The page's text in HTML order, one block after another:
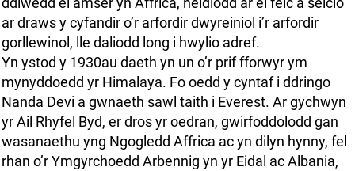
ar draws y cyfandir o’r arfordir dwyreiniol i’r arfordir
gorllewinol, lle daliodd long i hwylio adref.
Yn ystod y 1930au daeth yn un o’r prif fforwyr ym
mynyddoedd yr Himalaya. Fo oedd y cyntaf i ddringo
Nanda Devi a gwnaeth sawl taith i Everest. Ar gychwyn
yr Ail Rhyfel Byd, er dros yr oedran, gwirfoddolodd gan
wasanaethu yng Ngogledd Affrica ac yn dilyn hynny, fel
rhan o’r Ymgyrchoedd Arbennig yn yr Eidal ac Albania,